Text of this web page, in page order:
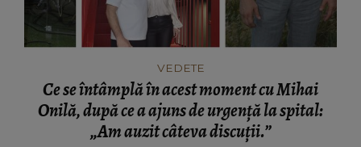
VEDETE
Ce se întâmplă în acest moment cu Mihai
Onilă, după ce a ajuns de urgență la spital:
„Am auzit câteva discuții.”